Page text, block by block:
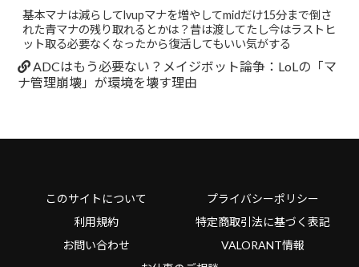
基本マナは減らしてlvupマナを増やしてmidだけ15分まで倒さ
れた青マナの残り取れるとかは？昔は渡してたし今はラストヒ
ット取る必要なくなったから復活してもいい気がする
ADCはもう必要ない？メイジボット論争：LoLの「マ
ナ管理崩壊」が環境を壊す理由
このサイトについて
プライバシーポリシー
利用規約
特定商取引法に基づく表記
お問い合わせ
VALORANT情報